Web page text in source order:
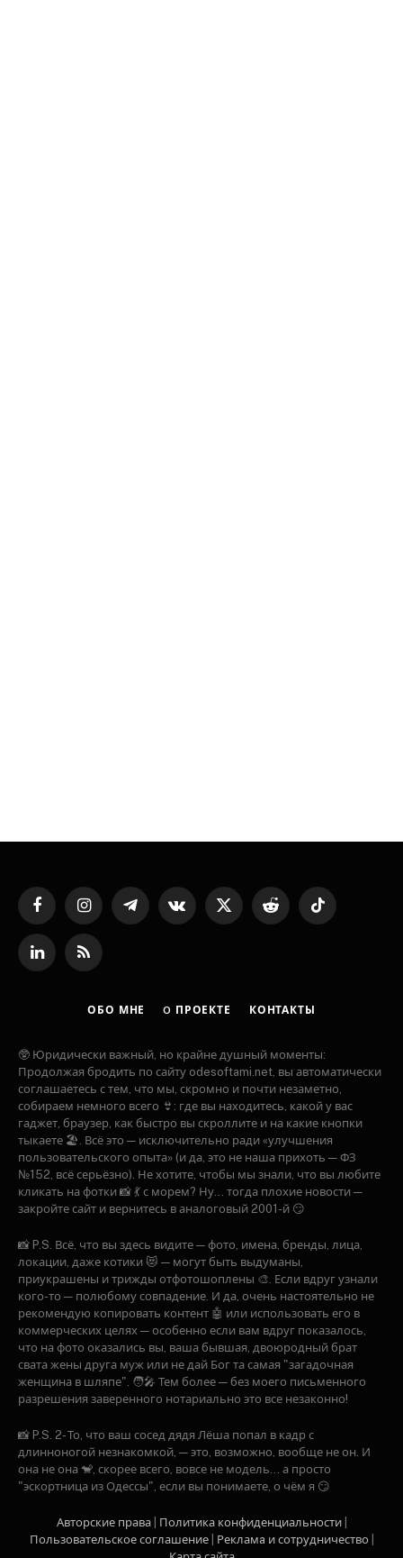
FacebookInstagramTelegramVKontakte
X
Reddit TikTok
LinkedInRSS
ОБО МНЕ O ПРОЕКТЕ КОНТАКТЫ
🥸 Юридически важный, но крайне душный моменты:
Продолжая бродить по сайту odesoftami.net, вы автоматически
соглашаетесь с тем, что мы, скромно и почти незаметно,
собираем немного всего 👙: где вы находитесь, какой у вас
гаджет, браузер, как быстро вы скроллите и на какие кнопки
тыкаете 🏖️. Всё это — исключительно ради «улучшения
пользовательского опыта» (и да, это не наша прихоть — ФЗ
№152, всё серьёзно). Не хотите, чтобы мы знали, что вы любите
кликать на фотки 📸 💃 с морем? Ну... тогда плохие новости —
закройте сайт и вернитесь в аналоговый 2001-й 😏
📸 P.S. Всё, что вы здесь видите — фото, имена, бренды, лица,
локации, даже котики 😻 — могут быть выдуманы,
приукрашены и трижды отфотошоплены 🎨. Если вдруг узнали
кого-то — полюбому совпадение. И да, очень настоятельно не
рекомендую копировать контент 🤖 или использовать его в
коммерческих целях — особенно если вам вдруг показалось,
что на фото оказались вы, ваша бывшая, двоюродный брат
свата жены друга муж или не дай Бог та самая "загадочная
женщина в шляпе". 🧑‍🎤 Тем более — без моего письменного
разрешения заверенного нотариально это все незаконно!
📸 P.S. 2- То, что ваш сосед дядя Лёша попал в кадр с
длинноногой незнакомкой, — это, возможно, вообще не он. И
она не она 🐒, скорее всего, вовсе не модель… а просто
"эскортница из Одессы", если вы понимаете, о чём я 😏
Авторские права| Политика конфиденциальности|
Пользовательское соглашение| Рекламa и сотрудничество